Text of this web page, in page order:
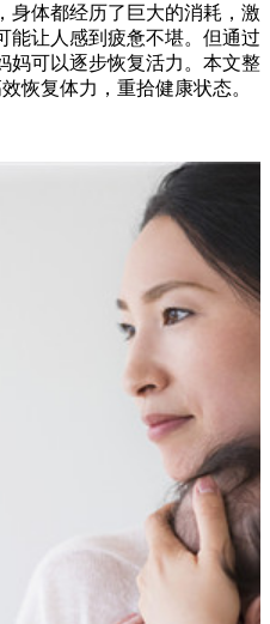
身体都经历了巨大的消耗，激
能让人感到疲惫不堪。但通过
妈可以逐步恢复活力。本文整
恢复体力，重拾健康状态。